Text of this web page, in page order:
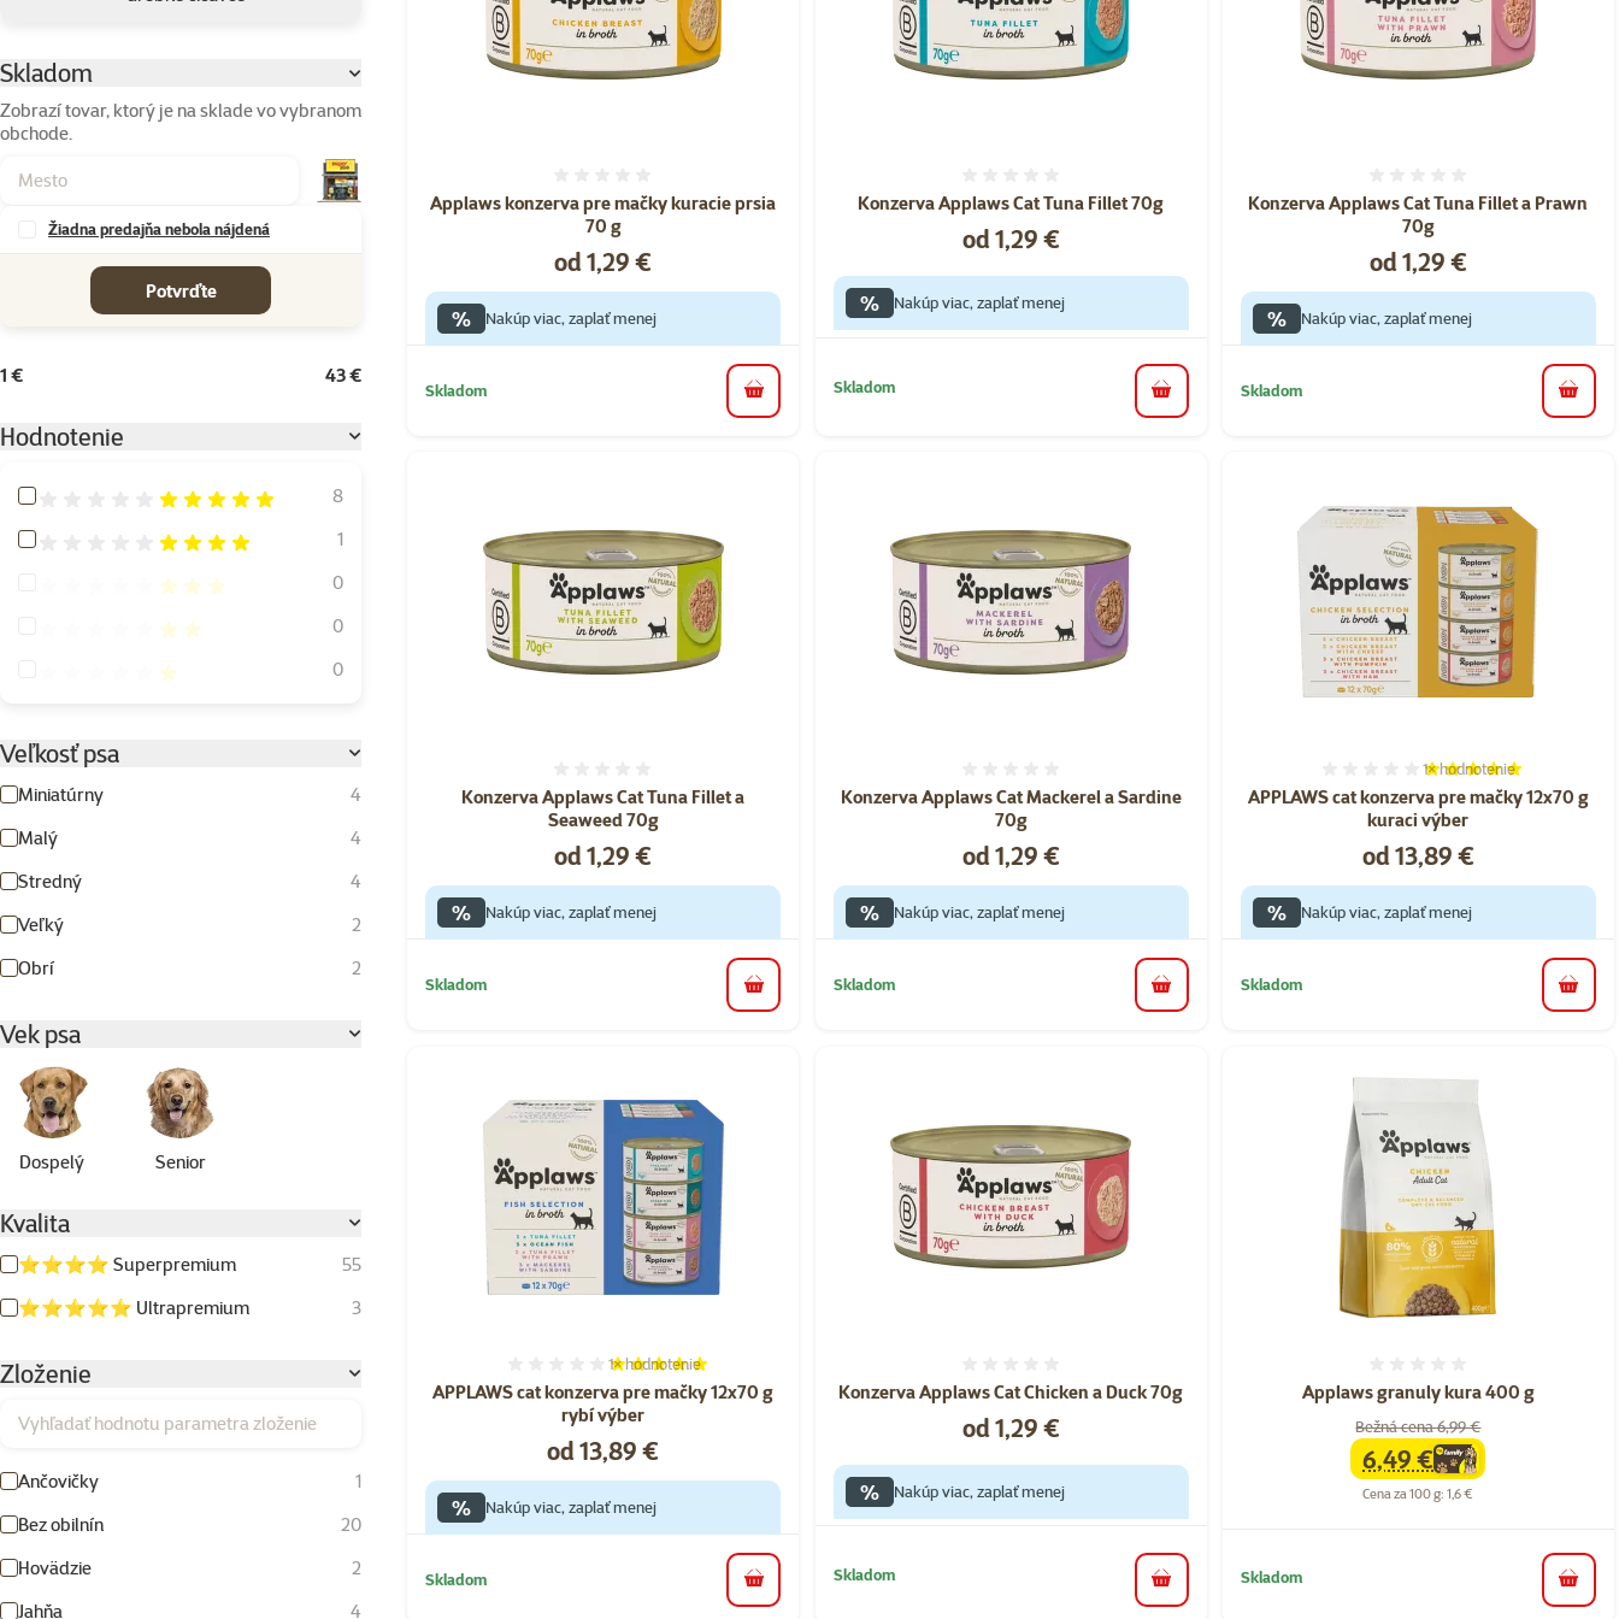
Parametrický filter
Skladom
Zobrazí tovar, ktorý je na sklade vo vybranom
obchode.
Žiadna predajňa nebola nájdená
Potvrďte
1 € 43 €
Hodnotenie
Hodnotenie 100%
8
Hodnotenie 80%
1
Hodnotenie 60%
0
Hodnotenie 40%
0
Hodnotenie 20%
0
Veľkosť psa
Miniatúrny
4
Malý
4
Stredný
4
Veľký
2
Obrí
2
Vek psa
Dospelý Senior
Kvalita
⭐⭐⭐⭐ Superpremium
55
⭐⭐⭐⭐⭐ Ultrapremium
3
Zloženie
Vyhľadať hodnotu parametra zloženie
Ančovičky
1
Bez obilnín
20
Hovädzie
2
Jahňa
4
Applaws konzerva pre mačky kuracie prsia
70 g
Cena
od 1,29 €
% Nakúp viac, zaplať menej
Skladom do košíka
Konzerva Applaws Cat Tuna Fillet 70g
Cena
od 1,29 €
% Nakúp viac, zaplať menej
Skladom
do košíka
Konzerva Applaws Cat Tuna Fillet a Prawn
70g
Cena
od 1,29 €
% Nakúp viac, zaplať menej
Skladom do
Konzerva Applaws Cat Tuna Fillet a
Seaweed 70g
Cena
od 1,29 €
% Nakúp viac, zaplať menej
Skladom do košíka
Konzerva Applaws Cat Mackerel a Sardine
70g
Cena
od 1,29 €
% Nakúp viac, zaplať menej
Skladom do košíka
APPLAWS cat konzerva pre mačky 12x70 g
kuraci výber
Hodnotenie 100%, počet
1×hodnotenie
Cena
od 13,89 €
% Nakúp viac, zaplať menej
Skladom do
APPLAWS cat konzerva pre mačky 12x70 g
rybí výber
Hodnotenie 100%, počet hodnotení: 1
1×hodnotenie
Cena
od 13,89 €
% Nakúp viac, zaplať menej
Skladom do košíka
Konzerva Applaws Cat Chicken a Duck 70g
Cena
od 1,29 €
% Nakúp viac, zaplať menej
Skladom
do košíka
Applaws granuly kura 400 g
Bežná cena 6,99 €
familycena
6,49 €
Cena za 100 g: 1,6 €
Skladom
do